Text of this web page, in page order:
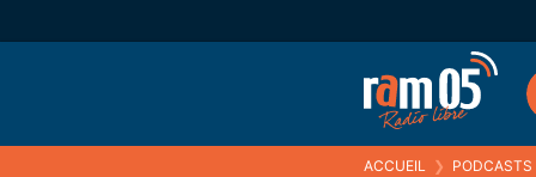
ACCUEIL ❯ PODCASTS